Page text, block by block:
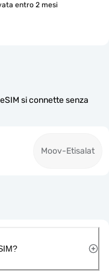
entro 2 mesi
si connette senza
Moov-Etisalat